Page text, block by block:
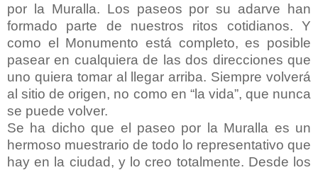
por la Muralla. Los paseos por su adarve han
formado parte de nuestros ritos cotidianos. Y
como el Monumento está completo, es posible
pasear en cualquiera de las dos direcciones que
uno quiera tomar al llegar arriba. Siempre volverá
al sitio de origen, no como en “la vida”, que nunca
se puede volver.
Se ha dicho que el paseo por la Muralla es un
hermoso muestrario de todo lo representativo que
hay en la ciudad, y lo creo totalmente. Desde los